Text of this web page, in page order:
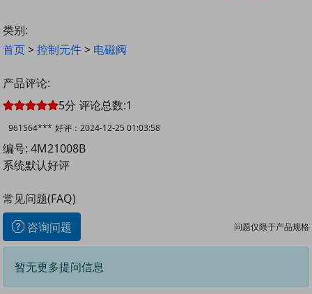
类别:
首页>控制元件> 电磁阀
产品评论:
5分 评论总数:1
961564*** 好评： 2024-12-25 01:03:58
编号: 4M21008B
系统默认好评
常见问题(FAQ)
咨询问题
问题仅限于产品规格
暂无更多提问信息